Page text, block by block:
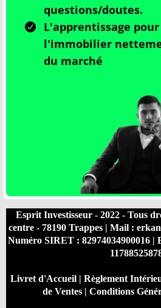
questions/doutes.
L'apprentissage
l'immobilier
du marché
Esprit Investisseur - 2022 - Tous
centre - 78190 Trappes | Mail :
Numéro SIRET : 82974034900016 |
Livret d'Accueil| Règlement
de Ventes | Conditions